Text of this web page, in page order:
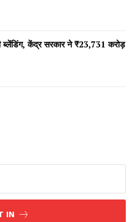
on AIN
केंद्र सरकार ने ₹23,731 करोड़
IN